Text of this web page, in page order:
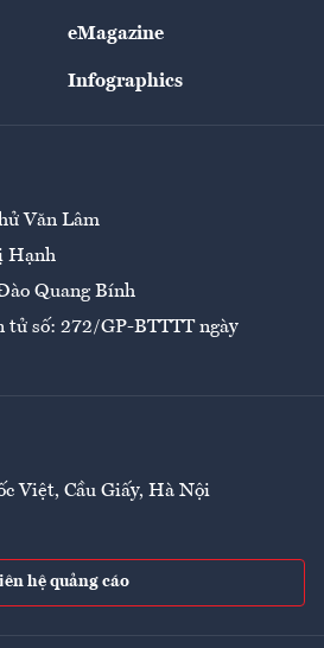
Giải trí
eMagazine
Infographics
Văn Lâm
Hạnh
Quang Bính
tử số: 272/GP-BTTTT ngày
Việt, Cầu Giấy, Hà Nội
hệ quảng cáo